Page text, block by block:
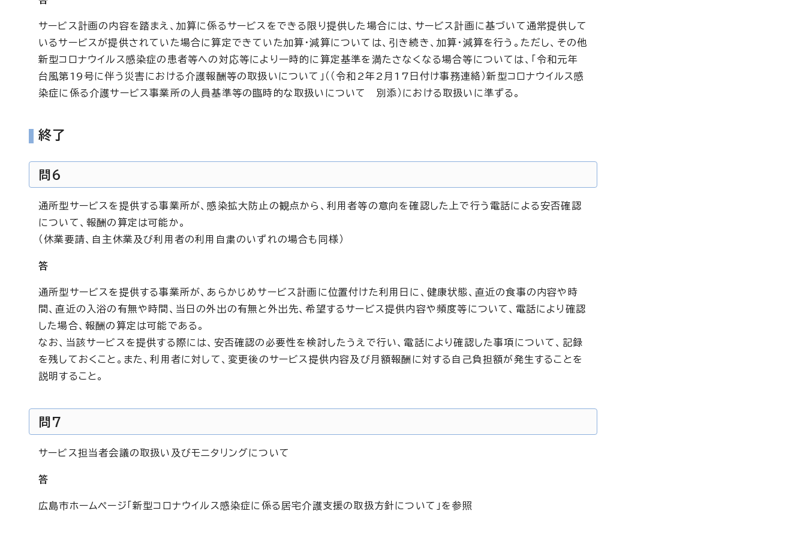
サービス計画の内容を踏まえ、加算に係るサービスをできる限り提供した場合には、サービス計画に基づいて通常提供して
いるサービスが提供されていた場合に算定できていた加算・減算については、引き続き、加算・減算を行う。ただし、その他
新型コロナウイルス感染症の患者等への対応等により一時的に算定基準を満たさなくなる場合等については、「令和元年
台風第19号に伴う災害における介護報酬等の取扱いについて」（（令和2年2月17日付け事務連絡）新型コロナウイルス感
染症に係る介護サービス事業所の人員基準等の臨時的な取扱いについて 別添）における取扱いに準ずる。
終了
問6
通所型サービスを提供する事業所が、感染拡大防止の観点から、利用者等の意向を確認した上で行う電話による安否確認
について、報酬の算定は可能か。
（休業要請、自主休業及び利用者の利用自粛のいずれの場合も同様）
答
通所型サービスを提供する事業所が、あらかじめサービス計画に位置付けた利用日に、健康状態、直近の食事の内容や時
間、直近の入浴の有無や時間、当日の外出の有無と外出先、希望するサービス提供内容や頻度等について、電話により確認
した場合、報酬の算定は可能である。
なお、当該サービスを提供する際には、安否確認の必要性を検討したうえで行い、電話により確認した事項について、記録
を残しておくこと。また、利用者に対して、変更後のサービス提供内容及び月額報酬に対する自己負担額が発生することを
説明すること。
問7
サービス担当者会議の取扱い及びモニタリングについて
答
広島市ホームページ「新型コロナウイルス感染症に係る居宅介護支援の取扱方針について」を参照